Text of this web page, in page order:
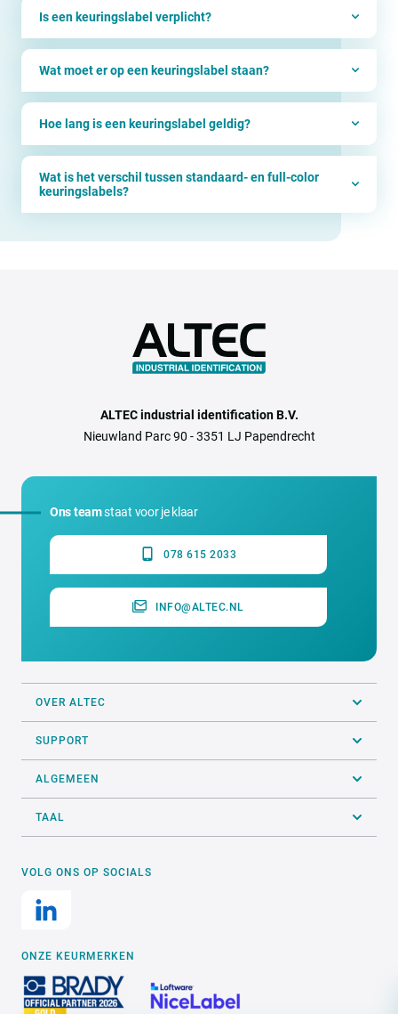
Is een keuringslabel verplicht?
Wat moet er op een keuringslabel staan?
Hoe lang is een keuringslabel geldig?
Wat is het verschil tussen standaard- en full-color
keuringslabels?
ALTEC industrial identification B.V.
Nieuwland Parc 90 - 3351 LJ Papendrecht
Ons teamstaat voor je klaar
078 615 2033
INFO@ALTEC.NL
OVER ALTEC
SUPPORT
ALGEMEEN
TAAL
VOLG ONS OP SOCIALS
ONZE KEURMERKEN